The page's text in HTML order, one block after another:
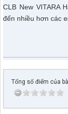
CLB New VITARA
đến nhiều hơn các
Tổng số điểm của